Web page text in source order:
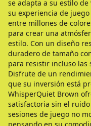
se adapta a su estilo
su experiencia de
entre millones de
para crear una
estilo. Con un diseño
duradero de tamaño
para resistir incluso las
Disfrute de un
que su inversión está
WhisperQuiet Brown
satisfactoria sin el
sesiones de juego no